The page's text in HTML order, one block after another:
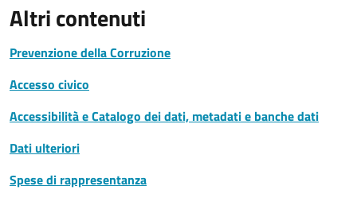
Altri contenuti
Prevenzione della Corruzione
Accesso civico
Accessibilità e Catalogo dei dati, metadati e banche dati
Dati ulteriori
Spese di rappresentanza